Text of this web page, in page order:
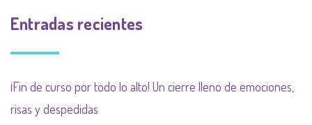
Entradas recientes
¡Fin de curso por todo lo alto! Un cierre lleno de emociones,
risas y despedidas